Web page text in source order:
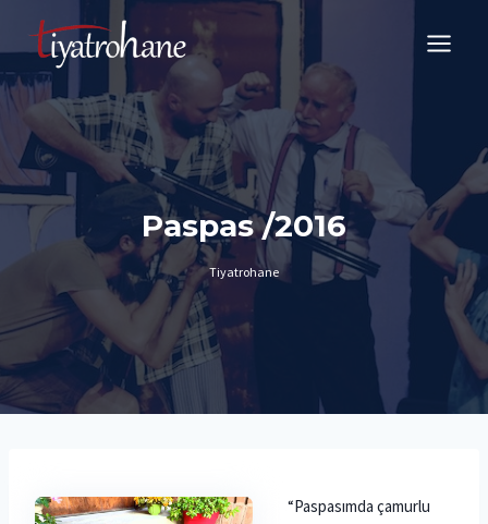
content
Paspas /2016
Tiyatrohane
“Paspasımda çamurlu